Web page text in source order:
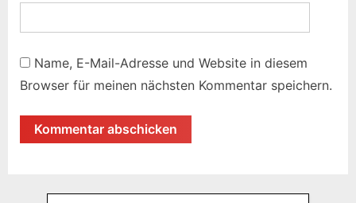
Name, E-Mail-Adresse und Website in diesem
Browser für meinen nächsten Kommentar speichern.